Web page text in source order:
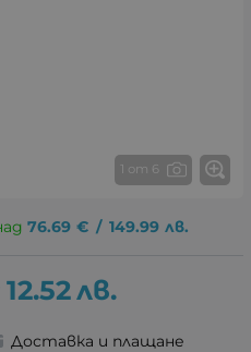
1 от 6
76.69 € / 149.99 лв.
12.52лв.
Доставка и плащане